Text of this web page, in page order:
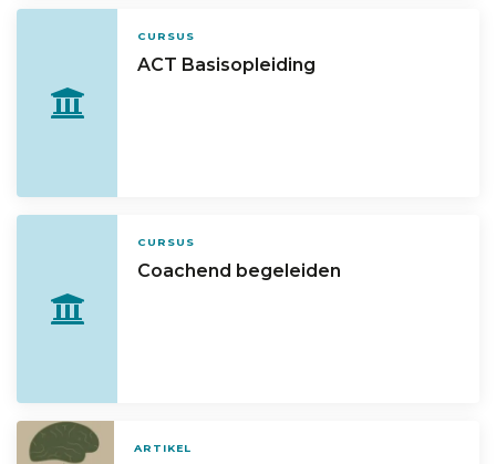
CURSUS
ACT Basisopleiding
CURSUS
Coachend begeleiden
ARTIKEL